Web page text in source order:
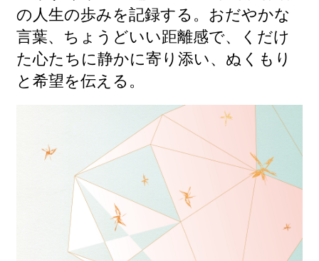
の人生の歩みを記録する。おだやかな
言葉、ちょうどいい距離感で、くだけ
た心たちに静かに寄り添い、ぬくもり
と希望を伝える。